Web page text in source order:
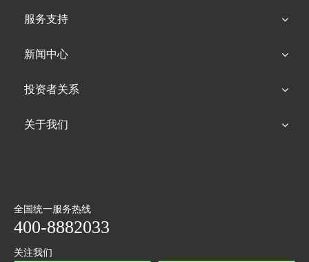
服务支持
新闻中心
投资者关系
关于我们
全国统一服务热线
400-8882033
关注我们